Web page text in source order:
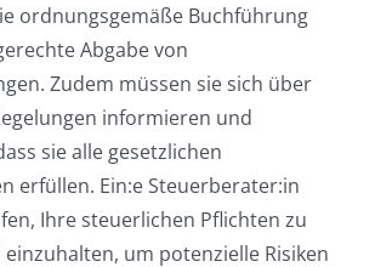
ordnungsgemäße Buchführung
Abgabe von
Zudem müssen sie sich über
informieren und
sie alle gesetzlichen
erfüllen. Ein:e Steuerberater:in
Ihre steuerlichen Pflichten zu
um potenzielle Risiken